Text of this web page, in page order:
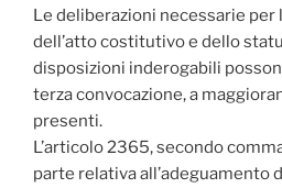
Le deliberazioni necessarie per
dell’atto costitutivo e dello
disposizioni inderogabili
terza convocazione, a
presenti.
L’articolo 2365, secondo
parte relativa all’adeguamento